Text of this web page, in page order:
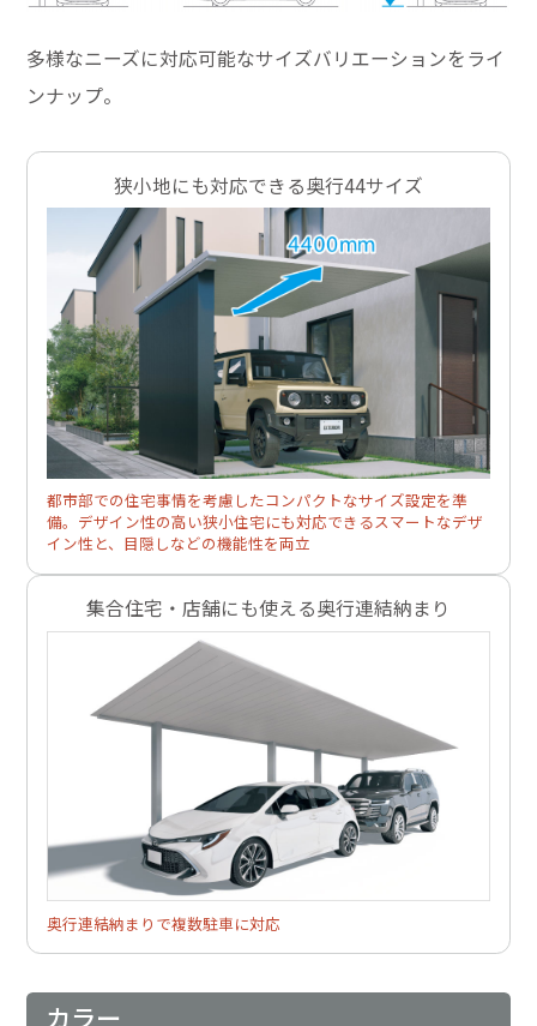
多様なニーズに対応可能なサイズバリエーションをライ
ンナップ。
狭小地にも対応できる奥行44サイズ
都市部での住宅事情を考慮したコンパクトなサイズ設定を準
備。デザイン性の高い狭小住宅にも対応できるスマートなデザ
イン性と、目隠しなどの機能性を両立
集合住宅・店舗にも使える奥行連結納まり
奥行連結納まりで複数駐車に対応
カラー